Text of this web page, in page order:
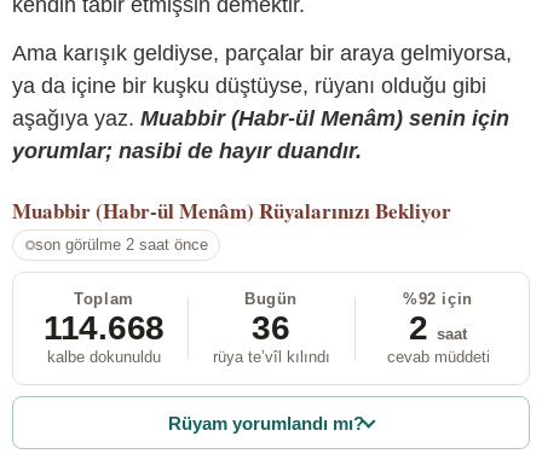
kendin tabir etmişsin demektir.
Ama karışık geldiyse, parçalar bir araya gelmiyorsa,
ya da içine bir kuşku düştüyse, rüyanı olduğu gibi
aşağıya yaz. Muabbir (Habr-ül Menâm) senin için
yorumlar; nasibi de hayır duandır.
Muabbir (Habr-ül Menâm) Rüyalarınızı Bekliyor
son görülme 2 saat önce
Toplam
114.668
kalbe dokunuldu
Bugün
36
rüya te’vîl kılındı
%92 için
2 saat
cevab müddeti
Rüyam yorumlandı mı?